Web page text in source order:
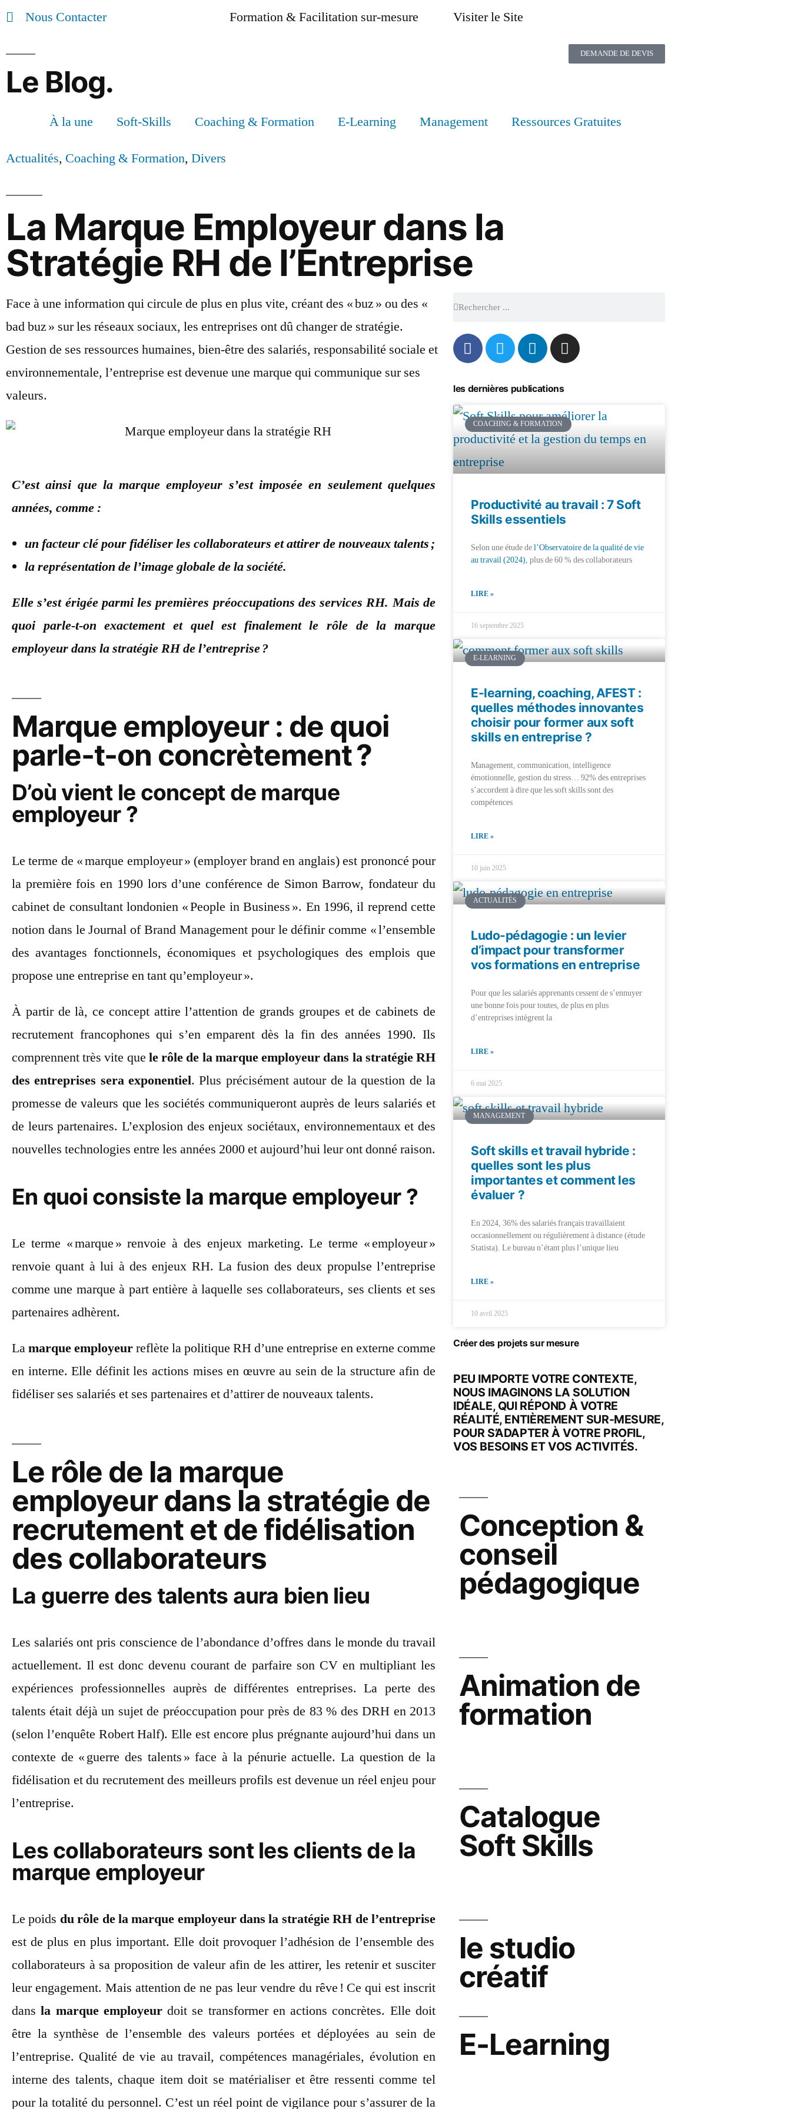
Nous Contacter Formation & Facilitation sur-mesure Visiter le Site
Le Blog.
DEMANDE DE DEVIS
À la une Soft-Skills Coaching & Formation E-Learning Management Ressources Gratuites
Actualités, Coaching & Formation, Divers
La Marque Employeur dans la
Stratégie RH de l’Entreprise
Face à une information qui circule de plus en plus vite, créant des « buz » ou des «
bad buz » sur les réseaux sociaux, les entreprises ont dû changer de stratégie.
Gestion de ses ressources humaines, bien-être des salariés, responsabilité sociale et
environnementale, l’entreprise est devenue une marque qui communique sur ses
valeurs.
C’est ainsi que la marque employeur s’est imposée en seulement quelques
années, comme :
un facteur clé pour fidéliser les collaborateurs et attirer de nouveaux talents ;
la représentation de l’image globale de la société.
Elle s’est érigée parmi les premières préoccupations des services RH.Mais de
quoi parle-t-on exactement et quel est finalement le rôle de la marque
employeur dans la stratégie RH de l’entreprise ?
Marque employeur : de quoi
parle-t-on concrètement ?
D’où vient le concept de marque
employeur ?
Le terme de « marque employeur » (employer brand en anglais) est prononcé pour
la première fois en 1990 lors d’une conférence de Simon Barrow, fondateur du
cabinet de consultant londonien « People in Business ». En 1996, il reprend cette
notion dans le Journal of Brand Management pour le définir comme « l’ensemble
des avantages fonctionnels, économiques et psychologiques des emplois que
propose une entreprise en tant qu’employeur ».
À partir de là, ce concept attire l’attention de grands groupes et de cabinets de
recrutement francophones qui s’en emparent dès la fin des années 1990. Ils
comprennent très vite que le rôle de la marque employeur dans la stratégie RH
des entreprises sera exponentiel. Plus précisément autour de la question de la
promesse de valeurs que les sociétés communiqueront auprès de leurs salariés et
de leurs partenaires. L’explosion des enjeux sociétaux, environnementaux et des
nouvelles technologies entre les années 2000 et aujourd’hui leur ont donné raison.
En quoi consiste la marque employeur ?
Le terme « marque » renvoie à des enjeux marketing. Le terme « employeur »
renvoie quant à lui à des enjeux RH. La fusion des deux propulse l’entreprise
comme une marque à part entière à laquelle ses collaborateurs, ses clients et ses
partenaires adhèrent.
Lamarque employeurreflète la politique RH d’une entreprise en externe comme
en interne. Elle définit les actions mises en œuvre au sein de la structure afin de
fidéliser ses salariés et ses partenaires et d’attirer de nouveaux talents.
Le rôle de la marque
employeur dans la stratégie de
recrutement et de fidélisation
des collaborateurs
La guerre des talents aura bien lieu
Les salariés ont pris conscience de l’abondance d’offres dans le monde du travail
actuellement. Il est donc devenu courant de parfaire son CV en multipliant les
expériences professionnelles auprès de différentes entreprises. La perte des
talents était déjà un sujet de préoccupation pour près de 83 % des DRH en 2013
(selon l’enquête Robert Half). Elle est encore plus prégnante aujourd’hui dans un
contexte de « guerre des talents » face à la pénurie actuelle. La question de la
fidélisation et du recrutement des meilleurs profils est devenue un réel enjeu pour
l’entreprise.
Les collaborateurs sont les clients de la
marque employeur
Le poids du rôle de la marque employeur dans la stratégie RH de l’entreprise
est de plus en plus important. Elle doit provoquer l’adhésion de l’ensemble des
collaborateurs à sa proposition de valeur afin de les attirer, les retenir et susciter
leur engagement. Mais attention de ne pas leur vendre du rêve ! Ce qui est inscrit
dansla marque employeurdoit se transformer en actions concrètes. Elle doit
être la synthèse de l’ensemble des valeurs portées et déployées au sein de
l’entreprise. Qualité de vie au travail, compétences managériales, évolution en
interne des talents, chaque item doit se matérialiser et être ressenti comme tel
pour la totalité du personnel. C’est un réel point de vigilance pour s’assurer de la
les dernières publications
COACHING & FORMATION
Productivité au travail : 7 Soft
Skills essentiels
Selon une étude del’Observatoire de la qualité de vie
au travail (2024), plus de 60 % des collaborateurs
LIRE »
16 septembre 2025
E-LEARNING
E-learning, coaching, AFEST :
quelles méthodes innovantes
choisir pour former aux soft
skills en entreprise ?
Management, communication, intelligence
émotionnelle, gestion du stress… 92% des entreprises
s’accordent à dire que les soft skills sont des
compétences
LIRE »
10 juin 2025
ACTUALITÉS
Ludo-pédagogie : un levier
d’impact pour transformer
vos formations en entreprise
Pour que les salariés apprenants cessent de s’ennuyer
une bonne fois pour toutes, de plus en plus
d’entreprises intègrent la
LIRE »
6 mai 2025
MANAGEMENT
Soft skills et travail hybride :
quelles sont les plus
importantes et comment les
évaluer ?
En 2024, 36% des salariés français travaillaient
occasionnellement ou régulièrement à distance (étude
Statista). Le bureau n’étant plus l’unique lieu
LIRE »
10 avril 2025
Créer des projets sur mesure
PEU IMPORTE VOTRE CONTEXTE,
NOUS IMAGINONS LA SOLUTION
IDÉALE, QUI RÉPOND À VOTRE
RÉALITÉ, ENTIÈREMENT SUR-MESURE,
POUR S’ADAPTER À VOTRE PROFIL,
VOS BESOINS ET VOS ACTIVITÉS.
Conception &
conseil
pédagogique
Animation de
formation
Catalogue
Soft Skills
le studio
créatif
E-Learning